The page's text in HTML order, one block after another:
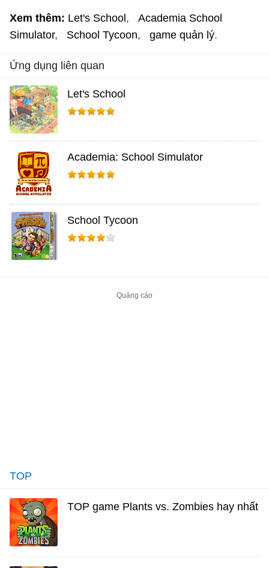
Xem thêm: Let's School
Academia School
Simulator
School Tycoon game quản lý
Ứng dụng liên quan
Let's School
Academia: School Simulator
School Tycoon
TOP
TOP game Plants vs. Zombies hay nhất